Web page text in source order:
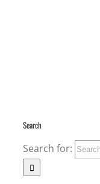
Search
Search for: